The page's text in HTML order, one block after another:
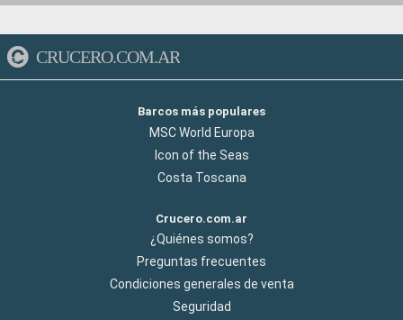
CRUCERO.COM.AR
Barcos más populares
MSC World Europa
Icon of the Seas
Costa Toscana
Crucero.com.ar
¿Quiénes somos?
Preguntas frecuentes
Condiciones generales de venta
Seguridad